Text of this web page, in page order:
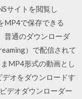
サイトを閲覧し
MP4で保存できる
普通のダウンローダ
）で配信されて
MP4形式の動画とし
オをダウンロードす
デオダウンローダー